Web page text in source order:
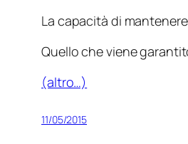
La capacità di
Quello che viene
(altro…)
11/05/2015